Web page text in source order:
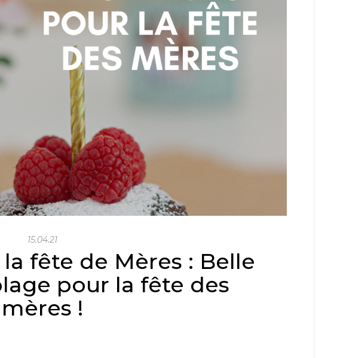
15.04.21
fête de Mères : Belle
pour la fête des
mères !